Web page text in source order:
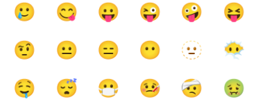
🥲 😋 😛 😜 🤪 😝
🤨 😐 😑 😶 🫥 😶‍🌫️
🤤 😴 😷 🤒 🤕 🤢